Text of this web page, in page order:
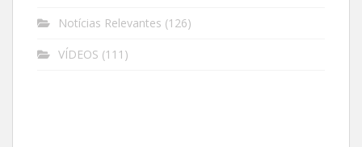
Notícias Relevantes (126)
VÍDEOS (111)